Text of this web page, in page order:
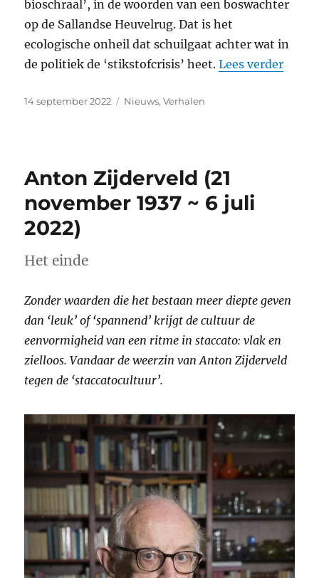
bioschraal’, in de woorden van een boswachter
op de Sallandse Heuvelrug. Dat is het
ecologische onheil dat schuilgaat achter wat in
de politiek de ‘stikstofcrisis’ heet.Lees verder
Geplaatst
14 september 2022 Categorieën
Nieuws,Verhalen
Anton Zijderveld (21
november 1937 ~ 6 juli
2022)
Het einde
Zonder waarden die het bestaan meer diepte geven
dan ‘leuk’ of ‘spannend’ krijgt de cultuur de
eenvormigheid van een ritme in staccato: vlak en
zielloos. Vandaar de weerzin van Anton Zijderveld
tegen de ‘staccatocultuur’.